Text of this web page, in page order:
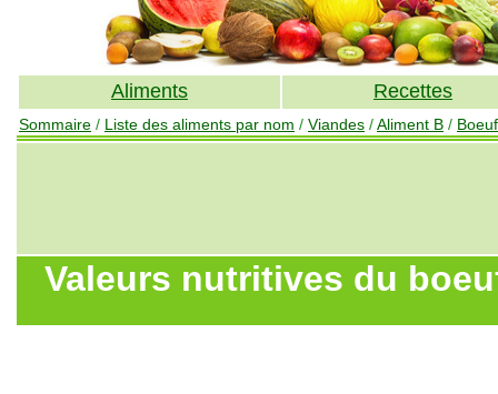
Aliments Recettes
Sommaire / Liste des aliments par nom / Viandes /Aliment B / Boeuf
Valeurs nutritives du